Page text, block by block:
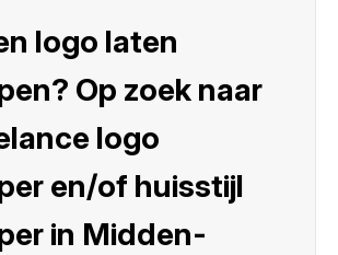
logo laten
Op zoek naar
logo
en/of huisstijl
in Midden-